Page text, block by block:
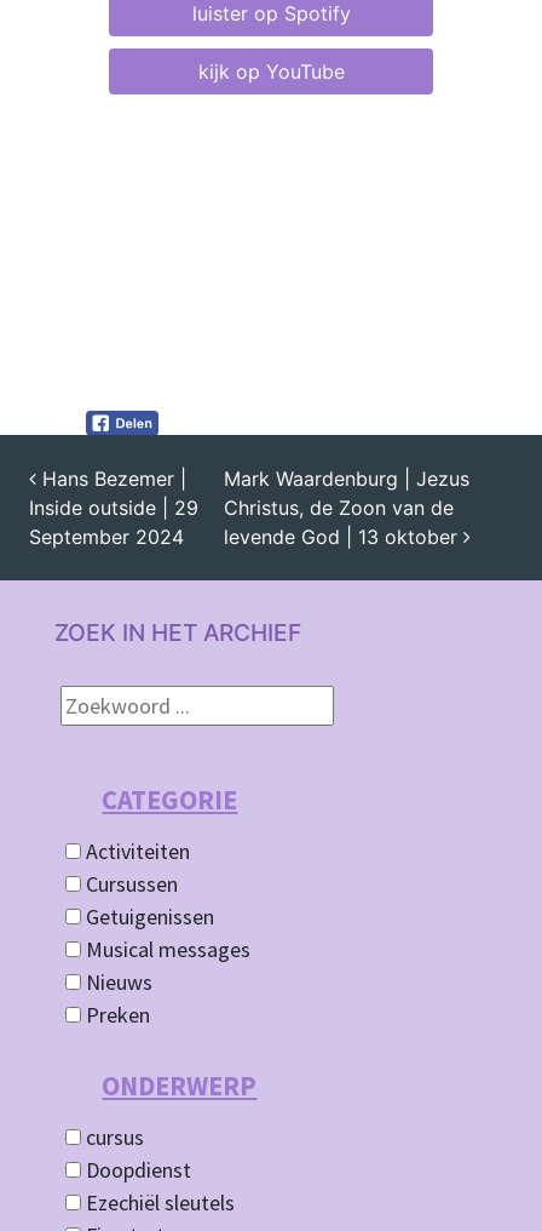
luister op Spotify
kijk op YouTube
BERICHT NAVIGATIE
Hans Bezemer |
Inside outside | 29
September 2024
Mark Waardenburg | Jezus
Christus, de Zoon van de
levende God | 13 oktober
ZOEK IN HET ARCHIEF
CATEGORIE
Activiteiten
Cursussen
Getuigenissen
Musical messages
Nieuws
Preken
ONDERWERP
cursus
Doopdienst
Ezechiël sleutels